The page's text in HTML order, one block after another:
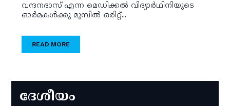
വന്ദനദാസ് എന്ന മെഡിക്കല്‍ വിദ്യാര്‍ഥിനിയുടെ
ഓര്‍മകള്‍ക്കു മുമ്പില്‍ ഒരിറ്റ്...
READ MORE
ദേശീയം